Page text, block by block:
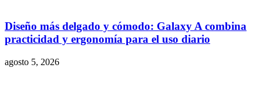
Diseño más delgado y cómodo: Galaxy A combina
practicidad y ergonomía para el uso diario
agosto 5, 2026